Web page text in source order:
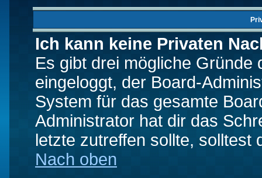
Ich kann keine Privaten
Es gibt drei mögliche Gründe
eingeloggt, der Board-
System für das gesamte
Administrator hat dir das
letzte zutreffen sollte, solltest
Nach oben